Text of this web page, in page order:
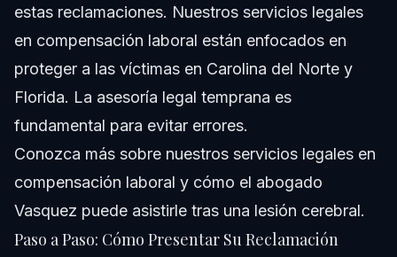
estas reclamaciones. Nuestros servicios legales
en compensación laboral están enfocados en
proteger a las víctimas en Carolina del Norte y
Florida. La asesoría legal temprana es
fundamental para evitar errores.
Conozca más sobre nuestros servicios legales en
compensación laboral y cómo el abogado
Vasquez puede asistirle tras una lesión cerebral.
Paso a Paso: Cómo Presentar Su Reclamación